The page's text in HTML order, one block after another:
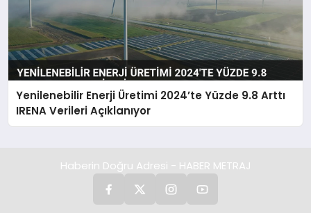
Yenilenebilir Enerji Üretimi 2024’te Yüzde 9.8 Arttı
IRENA Verileri Açıklanıyor
Haberin Doğru Adresi - HABER METRAJ